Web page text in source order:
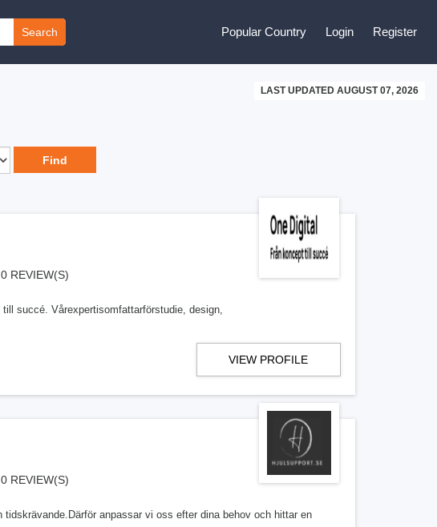
Search Popular Country Login Register
LAST UPDATED AUGUST 07, 2026
0 REVIEW(S)
succé. Vårexpertisomfattarförstudie, design,
VIEW PROFILE
0 REVIEW(S)
anpassar vi oss efter dina behov och hittar en